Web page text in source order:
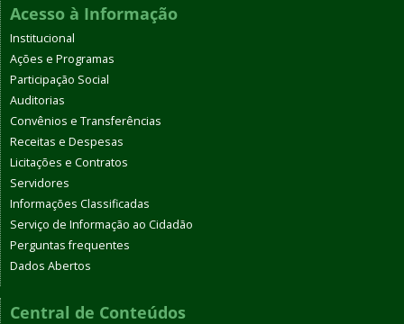
Acesso à Informação
Institucional
Ações e Programas
Participação Social
Auditorias
Convênios e Transferências
Receitas e Despesas
Licitações e Contratos
Servidores
Informações Classificadas
Serviço de Informação ao Cidadão
Perguntas frequentes
Dados Abertos
Central de Conteúdos